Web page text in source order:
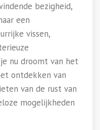
bezigheid,
een
vissen,
nu droomt van het
ontdekken van
van de rust van
mogelijkheden